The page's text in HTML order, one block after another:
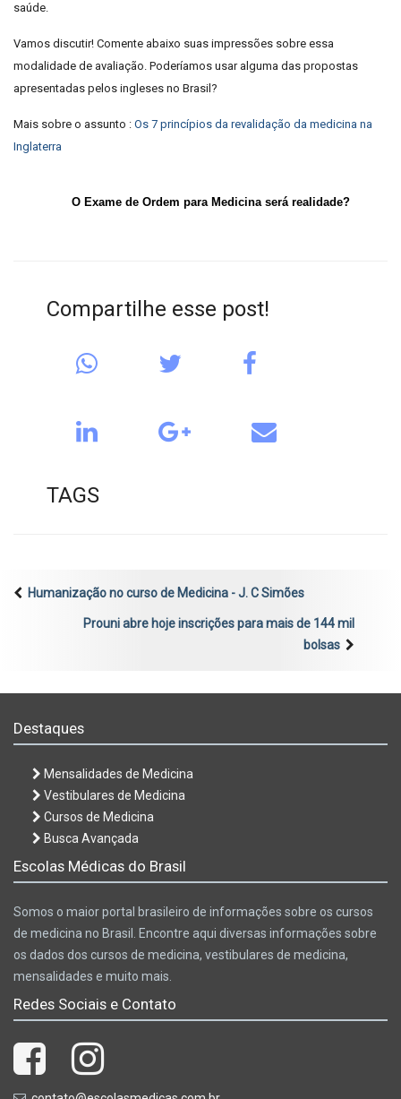
saúde.
Vamos discutir! Comente abaixo suas impressões sobre essa
modalidade de avaliação. Poderíamos usar alguma das propostas
apresentadas pelos ingleses no Brasil?
Mais sobre o assunto : Os 7 princípios da revalidação da medicina na
Inglaterra
O Exame de Ordem para Medicina será realidade?
Compartilhe esse post!
TAGS
Humanização no curso de Medicina - J. C Simões
Prouni abre hoje inscrições para mais de 144 mil
bolsas
Destaques
Mensalidades de Medicina
Vestibulares de Medicina
Cursos de Medicina
Busca Avançada
Escolas Médicas do Brasil
Somos o maior portal brasileiro de informações sobre os cursos
de medicina no Brasil. Encontre aqui diversas informações sobre
os dados dos cursos de medicina, vestibulares de medicina,
mensalidades e muito mais.
Redes Sociais e Contato